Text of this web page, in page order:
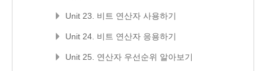
Unit 23. 비트 연산자 사용하기
Unit 24. 비트 연산자 응용하기
Unit 25. 연산자 우선순위 알아보기